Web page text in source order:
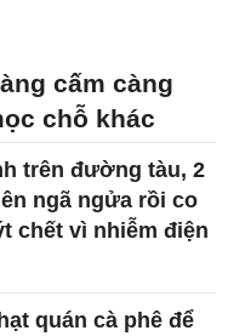
cấm càng
chỗ khác
trên đường tàu, 2
ngã ngửa rồi co
chết vì nhiễm điện
quán cà phê để